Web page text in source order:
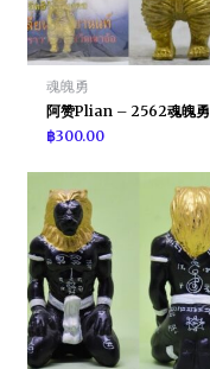
魂魄勇
阿赞Plian – 2562魂魄勇
฿300.00